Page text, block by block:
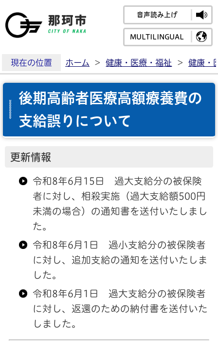
那珂市公式ホームペ
音声読み上げ
MULTILINGUAL
現在の位置 ホーム > 健康・医療・福祉 > 健康・
後期高齢者医療高額療養費の
支給誤りについて
更新情報
令和8年6月15日 過大支給分の被保険
者に対し、相殺実施（過大支給額500円
未満の場合）の通知書を送付いたしまし
た。
令和8年6月1日 過小支給分の被保険者
に対し、追加支給の通知を送付いたしま
した。
令和8年6月1日 過大支給分の被保険者
に対し、返還のための納付書を送付いた
しました。